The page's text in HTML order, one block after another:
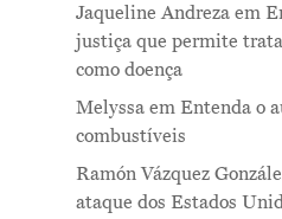
Jaqueline Andreza em
justiça que permite
como doença
Melyssa em Entenda o
combustíveis
Ramón Vázquez
ataque dos Estados